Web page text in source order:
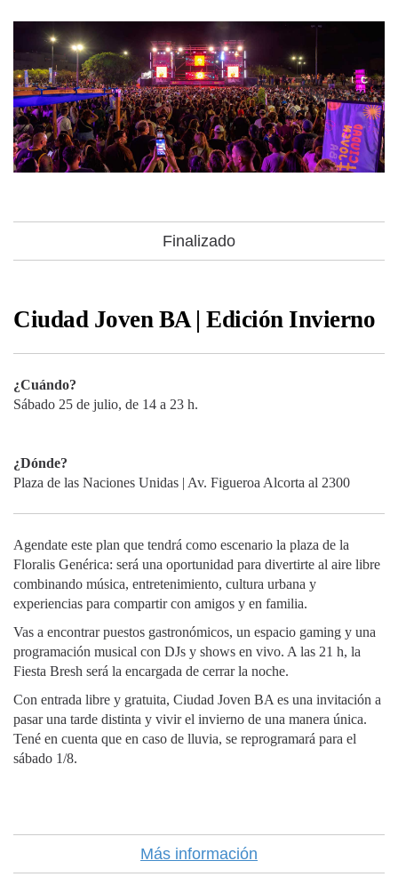
Finalizado
Ciudad Joven BA | Edición Invierno
¿Cuándo?
Sábado 25 de julio, de 14 a 23 h.
¿Dónde?
Plaza de las Naciones Unidas | Av. Figueroa Alcorta al 2300
Agendate este plan que tendrá como escenario la plaza de la
Floralis Genérica: será una oportunidad para divertirte al aire libre
combinando música, entretenimiento, cultura urbana y
experiencias para compartir con amigos y en familia.
Vas a encontrar puestos gastronómicos, un espacio gaming y una
programación musical con DJs y shows en vivo. A las 21 h, la
Fiesta Bresh será la encargada de cerrar la noche.
Con entrada libre y gratuita, Ciudad Joven BA es una invitación a
pasar una tarde distinta y vivir el invierno de una manera única.
Tené en cuenta que en caso de lluvia, se reprogramará para el
sábado 1/8.
Más información